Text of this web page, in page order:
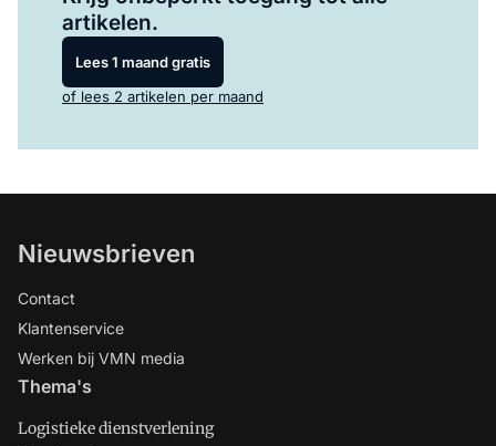
artikelen.
Lees 1 maand gratis
of lees 2 artikelen per maand
Nieuwsbrieven
Contact
Klantenservice
Werken bij VMN media
Thema's
Logistieke dienstverlening